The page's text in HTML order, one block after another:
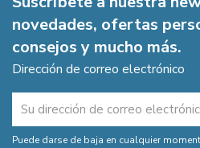
novedades, ofertas
consejos y mucho más.
Dirección de correo electrónico
Puede darse de baja en cualquier